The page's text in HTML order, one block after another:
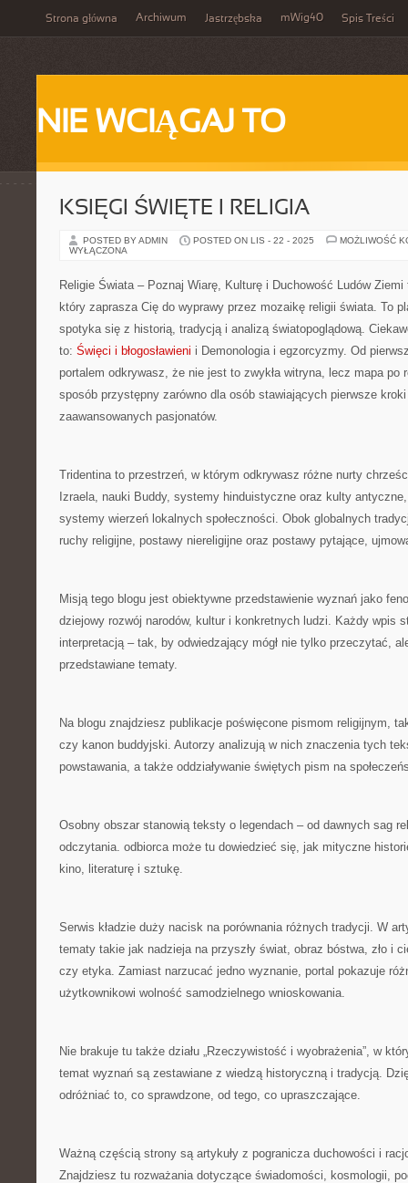
Strona główna Archiwum Jastrzębska mWig40 Spis Treści
NIE WCIĄGAJ TO
KSIĘGI ŚWIĘTE I RELIGIA
POSTED BY ADMIN POSTED ON LIS - 22 - 2025
MOŻLIWOŚĆ
WYŁĄCZONA
Religie Świata – Poznaj Wiarę, Kulturę i Duchowość Ludów
który zaprasza Cię do wyprawy przez mozaikę religii świata. To
spotyka się z historią, tradycją i analizą światopoglądową.
to: Święci i błogosławieni i Demonologia i egzorcyzmy. Od
portalem odkrywasz, że nie jest to zwykła witryna, lecz mapa po
sposób przystępny zarówno dla osób stawiających pierwsze
zaawansowanych pasjonatów.
Tridentina to przestrzeń, w którym odkrywasz różne nurty
Izraela, nauki Buddy, systemy hinduistyczne oraz kulty
systemy wierzeń lokalnych społeczności. Obok globalnych
ruchy religijne, postawy niereligijne oraz postawy pytające,
Misją tego blogu jest obiektywne przedstawienie wyznań jako
dziejowy rozwój narodów, kultur i konkretnych ludzi. Każdy wpis
interpretacją – tak, by odwiedzający mógł nie tylko przeczytać,
przedstawiane tematy.
Na blogu znajdziesz publikacje poświęcone pismom religijnym,
czy kanon buddyjski. Autorzy analizują w nich znaczenia tych
powstawania, a także oddziaływanie świętych pism na
Osobny obszar stanowią teksty o legendach – od dawnych sag
odczytania. odbiorca może tu dowiedzieć się, jak mityczne
kino, literaturę i sztukę.
Serwis kładzie duży nacisk na porównania różnych tradycji. W
tematy takie jak nadzieja na przyszły świat, obraz bóstwa, zło i
czy etyka. Zamiast narzucać jedno wyznanie, portal pokazuje
użytkownikowi wolność samodzielnego wnioskowania.
Nie brakuje tu także działu „Rzeczywistość i wyobrażenia”, w
temat wyznań są zestawiane z wiedzą historyczną i tradycją.
odróżniać to, co sprawdzone, od tego, co upraszczające.
Ważną częścią strony są artykuły z pogranicza duchowości i
Znajdziesz tu rozważania dotyczące świadomości, kosmologii,